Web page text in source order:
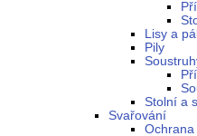
Lisy a
Pily
Stolní a
Svařování